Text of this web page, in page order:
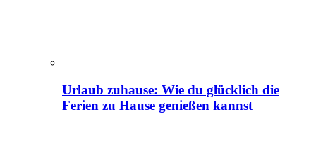
Urlaub zuhause: Wie du glücklich die
Ferien zu Hause genießen kannst